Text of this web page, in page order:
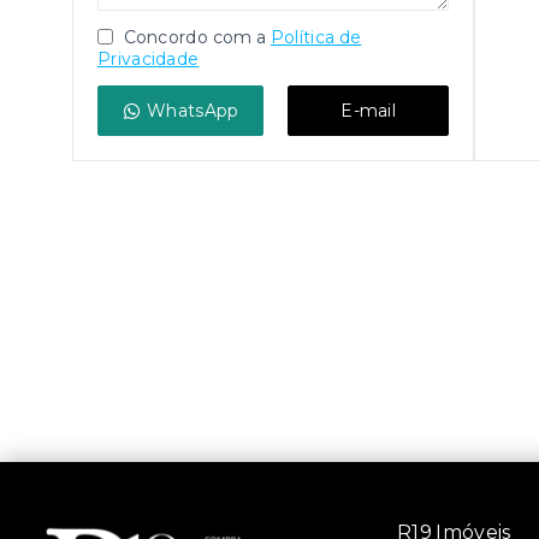
Concordo com a Política de
Privacidade
WhatsApp E-mail
R19 Imóveis